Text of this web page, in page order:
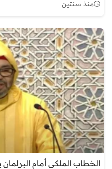
منذ سنتين
الخطاب الملكي أمام